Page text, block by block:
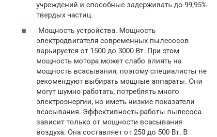
учреждений и способные задерживать до 99,95%
твердых частиц.
Мощность устройства. Мощность
электродвигателя современных пылесосов
варьируется от 1500 до 3000 Вт. При этом
мощность мотора может слабо влиять на
мощность всасывания, поэтому специалисты не
рекомендуют выбирать мощные аппараты. Они
могут шумно работать, потреблять много
электроэнергии, но иметь низкие показатели
всасывания. Эффективность работы пылесоса
зависит только от мощности всасывания
воздуха. Она составляет от 250 до 500 Вт. В